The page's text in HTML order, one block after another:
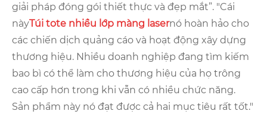
giải pháp đóng gói thiết thực và đẹp mắt”. "Cái
nàyTúi tote nhiều lớp màng lasernó hoàn hảo cho
các chiến dịch quảng cáo và hoạt động xây dựng
thương hiệu. Nhiều doanh nghiệp đang tìm kiếm
bao bì có thể làm cho thương hiệu của họ trông
cao cấp hơn trong khi vẫn có nhiều chức năng.
Sản phẩm này nó đạt được cả hai mục tiêu rất tốt."